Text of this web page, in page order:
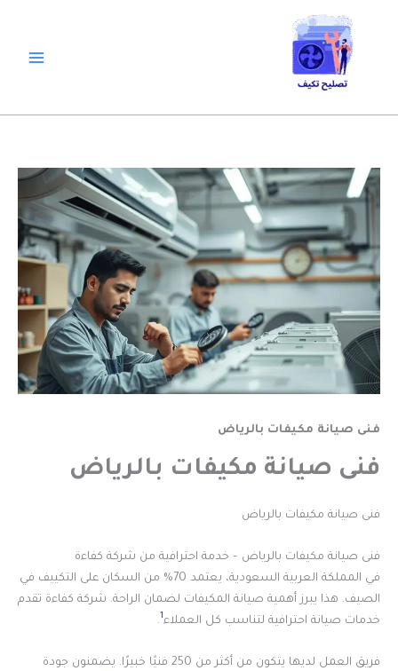
فنى صيانة مكيفات بالرياض
فنى صيانة مكيفات بالرياض
فنى صيانة مكيفات بالرياض
فنى صيانة مكيفات بالرياض – خدمة احترافية من شركة كفاءة
في المملكة العربية السعودية، يعتمد 70% من السكان على التكييف في
الصيف. هذا يبرز أهمية صيانة المكيفات لضمان الراحة. شركة كفاءة تقدم
خدمات صيانة احترافية لتناسب كل العملاء1
.
فريق العمل لديها يتكون من أكثر من 250 فنيًا خبيرًا. يضمنون جودة